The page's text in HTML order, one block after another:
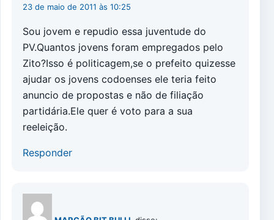
23 de maio de 2011 às 10:25
Sou jovem e repudio essa juventude do
PV.Quantos jovens foram empregados pelo
Zito?Isso é politicagem,se o prefeito quizesse
ajudar os jovens codoenses ele teria feito
anuncio de propostas e não de filiação
partidária.Ele quer é voto para a sua
reeleição.
Responder